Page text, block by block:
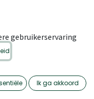
,Rieten Manden
gebruikerservaring
Ik ga akkoord